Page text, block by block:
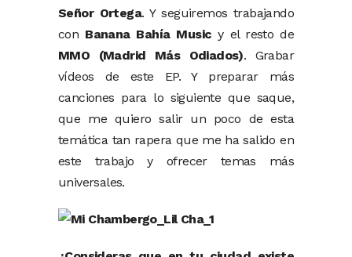
Señor Ortega. Y seguiremos trabajando
con Banana Bahía Music y el resto de
MMO (Madrid Más Odiados). Grabar
vídeos de este EP. Y preparar más
canciones para lo siguiente que saque,
que me quiero salir un poco de esta
temática tan rapera que me ha salido en
este trabajo y ofrecer temas más
universales.